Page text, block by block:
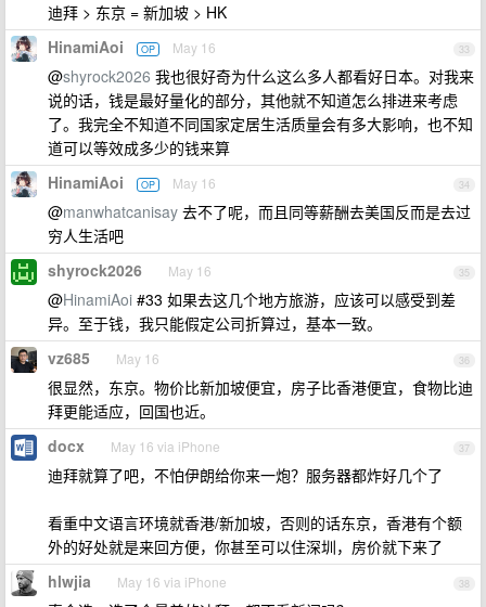
迪拜 > 东京 = 新加坡 > HK
33
HinamiAoi OP May 16
@shyrock2026 我也很好奇为什么这么多人都看好日本。对我来
说的话，钱是最好量化的部分，其他就不知道怎么排进来考虑
了。我完全不知道不同国家定居生活质量会有多大影响，也不知
道可以等效成多少的钱来算
34
HinamiAoi OP May 16
@manwhatcanisay 去不了呢，而且同等薪酬去美国反而是去过
穷人生活吧
35
shyrock2026 May 16
@HinamiAoi #33 如果去这几个地方旅游，应该可以感受到差
异。至于钱，我只能假定公司折算过，基本一致。
36
vz685 May 16
很显然，东京。物价比新加坡便宜，房子比香港便宜，食物比迪
拜更能适应，回国也近。
37
docx May 16 via iPhone
迪拜就算了吧，不怕伊朗给你来一炮？服务器都炸好几个了
看重中文语言环境就香港/新加坡，否则的话东京，香港有个额
外的好处就是来回方便，你甚至可以住深圳，房价就下来了
38
hlwjia May 16 via iPhone